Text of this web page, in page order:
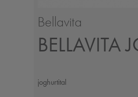
Bellavita
BELLAVITA
joghurtital